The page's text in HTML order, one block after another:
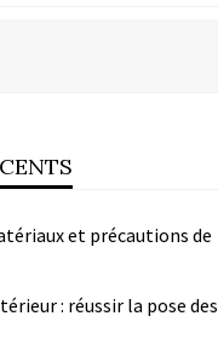
et précautions de
: réussir la pose des